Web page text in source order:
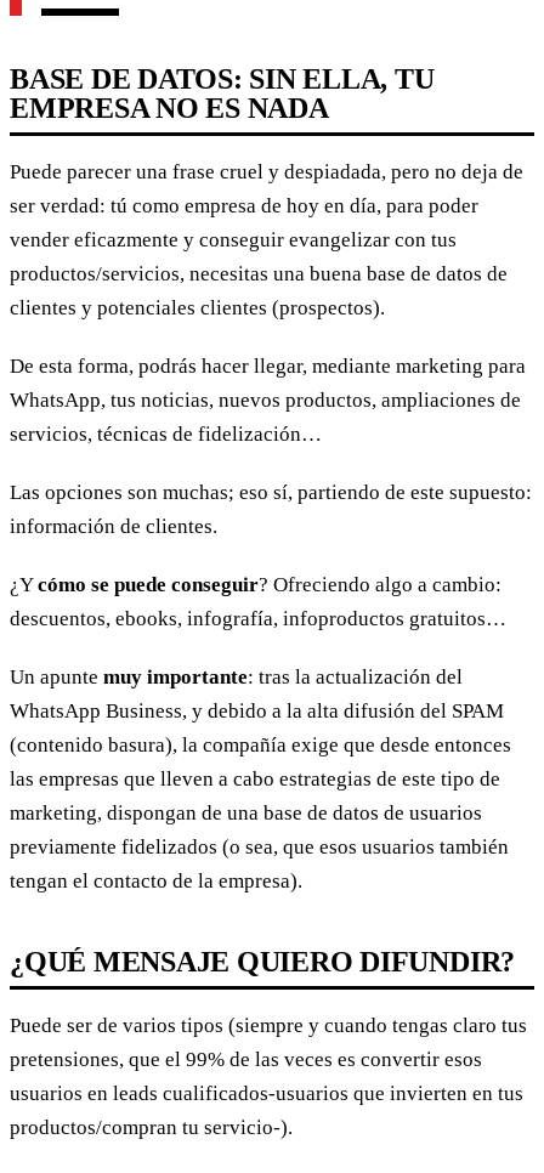
BASE DE DATOS: SIN ELLA, TU
EMPRESA NO ES NADA
Puede parecer una frase cruel y despiadada, pero no deja de
ser verdad: tú como empresa de hoy en día, para poder
vender eficazmente y conseguir evangelizar con tus
productos/servicios, necesitas una buena base de datos de
clientes y potenciales clientes (prospectos).
De esta forma, podrás hacer llegar, mediante marketing para
WhatsApp, tus noticias, nuevos productos, ampliaciones de
servicios, técnicas de fidelización…
Las opciones son muchas; eso sí, partiendo de este supuesto:
información de clientes.
¿Ycómo se puede conseguir? Ofreciendo algo a cambio:
descuentos, ebooks, infografía, infoproductos gratuitos…
Un apunte muy importante: tras la actualización del
WhatsApp Business, y debido a la alta difusión del SPAM
(contenido basura), la compañía exige que desde entonces
las empresas que lleven a cabo estrategias de este tipo de
marketing, dispongan de una base de datos de usuarios
previamente fidelizados (o sea, que esos usuarios también
tengan el contacto de la empresa).
¿QUÉ MENSAJE QUIERO DIFUNDIR?
Puede ser de varios tipos (siempre y cuando tengas claro tus
pretensiones, que el 99% de las veces es convertir esos
usuarios en leads cualificados-usuarios que invierten en tus
productos/compran tu servicio-).